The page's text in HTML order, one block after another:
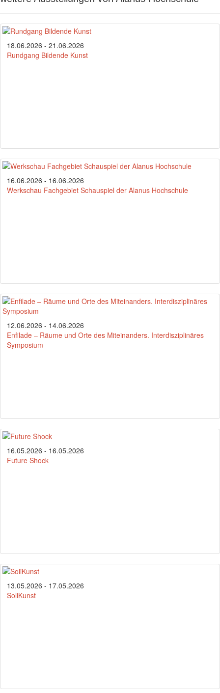
18.06.2026 - 21.06.2026
Rundgang Bildende Kunst
16.06.2026 - 16.06.2026
Werkschau Fachgebiet Schauspiel der Alanus Hochschule
12.06.2026 - 14.06.2026
Enfilade – Räume und Orte des Miteinanders. Interdisziplinäres
Symposium
16.05.2026 - 16.05.2026
Future Shock
13.05.2026 - 17.05.2026
SoliKunst